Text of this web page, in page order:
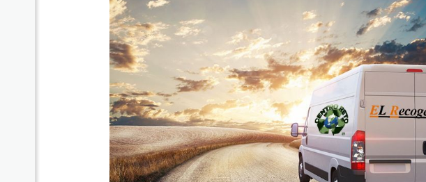
NOS ADAPTAMOS A TI
FECHA Y HORA PARA
REALIZAR
SERVICIO